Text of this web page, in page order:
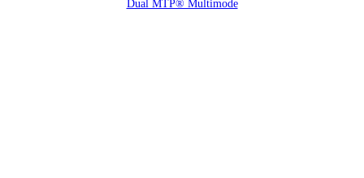
Dual MTP® Multimode